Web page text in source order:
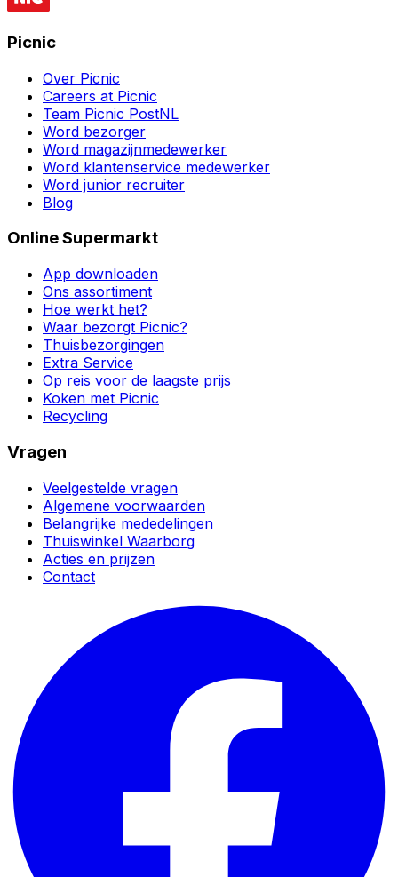
Picnic
Over Picnic
Careers at Picnic
Team Picnic PostNL
Word bezorger
Word magazijnmedewerker
Word klantenservice medewerker
Word junior recruiter
Blog
Online Supermarkt
App downloaden
Ons assortiment
Hoe werkt het?
Waar bezorgt Picnic?
Thuisbezorgingen
Extra Service
Op reis voor de laagste prijs
Koken met Picnic
Recycling
Vragen
Veelgestelde vragen
Algemene voorwaarden
Belangrijke mededelingen
Thuiswinkel Waarborg
Acties en prijzen
Contact